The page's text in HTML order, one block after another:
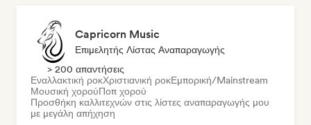
Capricorn Music
Επιμελητής Λίστας Αναπαραγωγής
> 200 απαντήσεις
Εναλλακτική ροκΧριστιανική ροκΕμπορική/Mainstream
Μουσική χορούΠοπ χορού
Προσθήκη καλλιτεχνών στις λίστες αναπαραγωγής μου
με μεγάλη απήχηση